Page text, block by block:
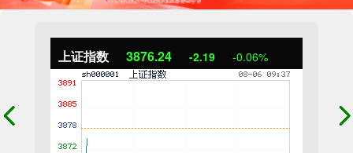
上证指数 3876.24 -2.19 -0.06%